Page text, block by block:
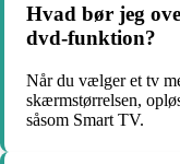
Hvad bør jeg
dvd-funktion?
Når du vælger et tv
skærmstørrelsen,
såsom Smart TV.